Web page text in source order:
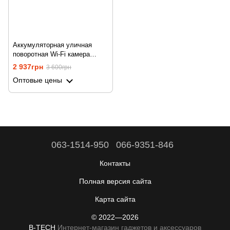
Аккумуляторная уличная
поворотная Wi-Fi камера
видеонаблюдения Camsoy F-7
с датчиком движения и
ночным видением,
автономная, PTZ, 2K,
2 937грн 3 600грн
Оптовые цены
063-1514-950 066-9351-846
Контакты
Полная версия сайта
Карта сайта
© 2022—2026
B-TECH Интернет-магазин гаджетов и аксессуаров